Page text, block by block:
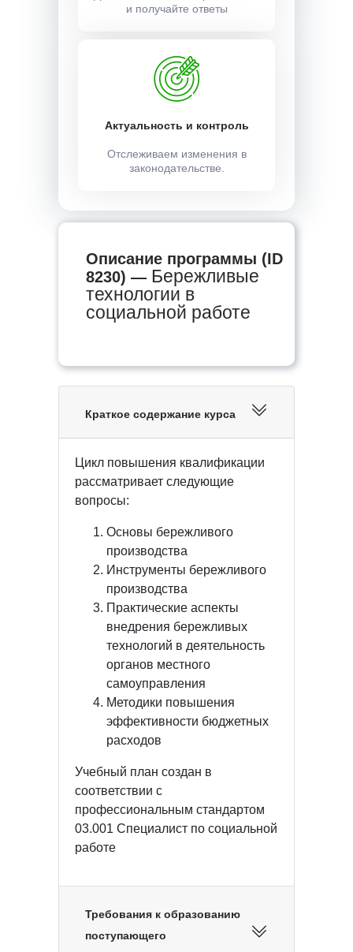
и получайте ответы
Актуальность и контроль
Отслеживаем изменения в
законодательстве.
Описание программы (ID
8230) — Бережливые
технологии в
социальной работе
Краткое содержание курса
Цикл повышения квалификации
рассматривает следующие
вопросы:
Основы бережливого
производства
Инструменты бережливого
производства
Практические аспекты
внедрения бережливых
технологий в деятельность
органов местного
самоуправления
Методики повышения
эффективности бюджетных
расходов
Учебный план создан в
соответствии с
профессиональным стандартом
03.001 Специалист по социальной
работе
Требования к образованию
поступающего